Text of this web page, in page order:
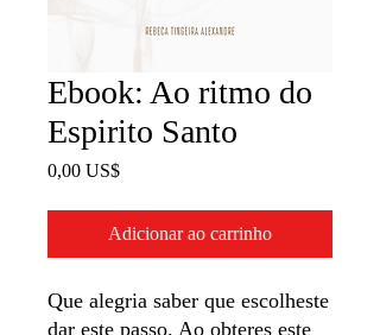
Ebook: Ao ritmo do
Espirito Santo
0,00 US$Preço
Adicionar ao carrinho
Que alegria saber que escolheste
dar este passo. Ao obteres este